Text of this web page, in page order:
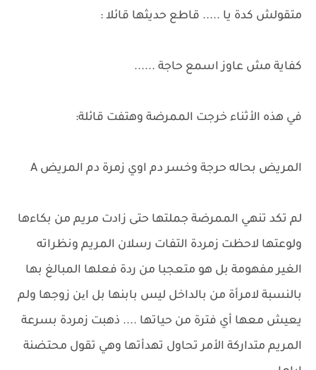
متقولش كدة يا ..... قاطع حديثها قائلا :
كفاية مش عاوز اسمع حاجة ......
في هذه الأثناء خرجت الممرضة وهتفت قائلة:
المريض بحاله حرجة وخسر دم اوي زمرة دم المريض A
لم تكد تنهي الممرضة جملتها حتى زادت مريم من بكاءها
ولوعتها لاحظت زمردة التفات رسلان المريم ونظراته
الغير مفهومة بل هو متعجبا من ردة فعلها المبالغ بها
بالنسبة لامرأة من بالداخل ليس بابنها بل این زوجها ولم
يعيش معها أي فترة من حياتها .... ذهبت زمردة بسرعة
المريم متداركة الأمر تحاول تهدأتها وهي تقول محتضنة